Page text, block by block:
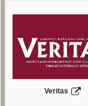
Veritas